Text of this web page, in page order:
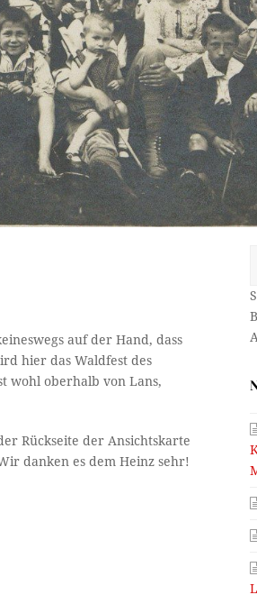
auf der Hand, dass
hier das Waldfest des
wohl oberhalb von Lans,
Rückseite der Ansichtskarte
danken es dem Heinz sehr!